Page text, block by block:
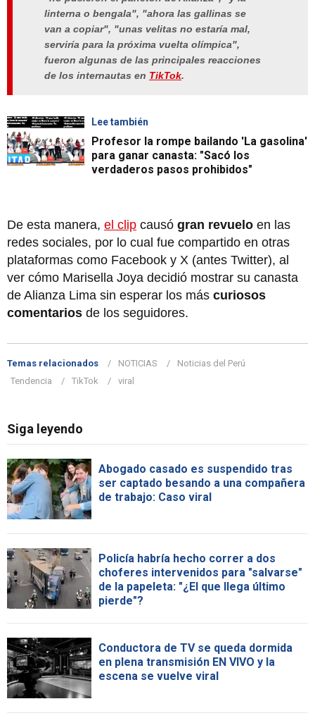
linterna o bengala", "ahora las gallinas se
van a copiar", "unas velitas no estaría mal,
serviría para la próxima vuelta olímpica",
fueron algunas de las principales reacciones
de los internautas en TikTok.
Lee también
Profesor la rompe bailando 'La gasolina'
para ganar canasta: "Sacó los
verdaderos pasos prohibidos"
De esta manera, el clip causó gran revuelo en las
redes sociales, por lo cual fue compartido en otras
plataformas como Facebook y X (antes Twitter), al
ver cómo Marisella Joya decidió mostrar su canasta
de Alianza Lima sin esperar los más curiosos
comentarios de los seguidores.
Temas relacionados NOTICIAS
Noticias del Perú
Tendencia
TikTok viral
Siga leyendo
Abogado casado es suspendido tras
ser captado besando a una compañera
de trabajo: Caso viral
Policía habría hecho correr a dos
choferes intervenidos para "salvarse"
de la papeleta: "¿El que llega último
pierde"?
Conductora de TV se queda dormida
en plena transmisión EN VIVO y la
escena se vuelve viral